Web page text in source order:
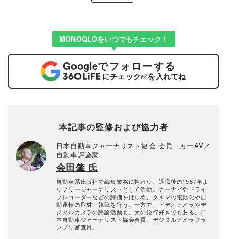
MONOQLOをいつでもチェック！
Googleでフォローする
にチェック✅を入れてね
本記事の監修および協力者
日本自動車ジャーナリスト協会 会員・カーAV／
自動車評論家
会田肇 氏
自動車系出版社で編集業務に携わり、退職後の1987年よ
りフリージャーナリストとして活動。カーナビやドライ
ブレコーダーなどの評価をはじめ、クルマの電動化や自
動運転の取材・執筆を行う。一方で、ビデオカメラやデ
ジタルカメラの評論活動も。大の旅行好きでもある。日
本自動車ジャーナリスト協会会員。デジタルカメラグラ
ンプリ審査員。